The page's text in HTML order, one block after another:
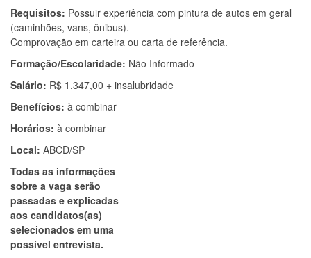
Requisitos: Possuir experiência com pintura de autos em geral
(caminhões, vans, ônibus).
Comprovação em carteira ou carta de referência.
Formação/Escolaridade: Não Informado
Salário: R$ 1.347,00 + insalubridade
Benefícios: à combinar
Horários: à combinar
Local: ABCD/SP
Todas as informações
sobre a vaga serão
passadas e explicadas
aos candidatos(as)
selecionados em uma
possível entrevista.